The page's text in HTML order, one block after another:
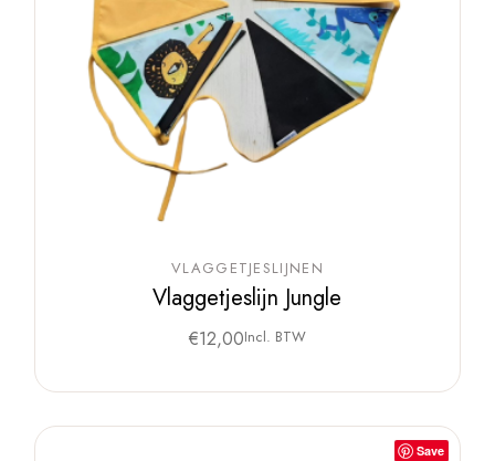
VLAGGETJESLIJNEN
Vlaggetjeslijn Jungle
€12,00Incl. BTW
Save